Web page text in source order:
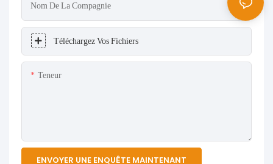
Nom De La Compagnie
Téléchargez Vos Fichiers
Teneur
ENVOYER UNE ENQUÊTE MAINTENANT